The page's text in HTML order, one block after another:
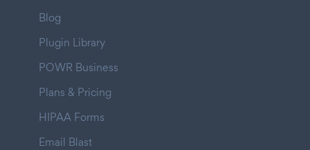
Blog
Plugin Library
POWR Business
Plans & Pricing
HIPAA Forms
Email Blast